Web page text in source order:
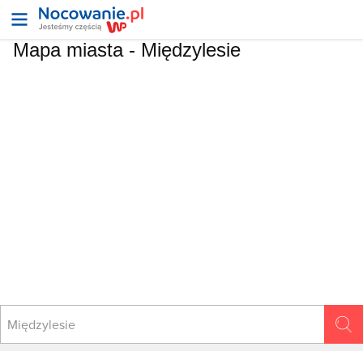
Mapa miasta - Międzylesie